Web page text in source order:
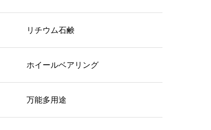
リチウム石鹸
ホイールベアリング
万能多用途